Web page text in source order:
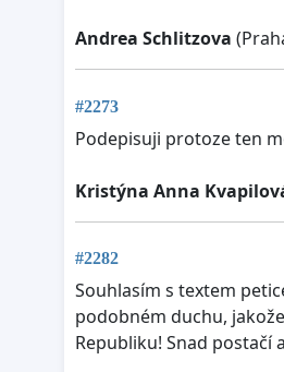
Andrea Schlitzova
#2273
Podepisuji protoze ten
Kristýna Anna
#2282
Souhlasím s textem
podobném duchu,
Republiku! Snad postačí